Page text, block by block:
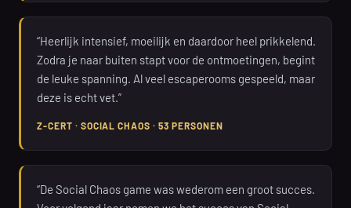
“Heerlijk intensief, moeilijk en daardoor heel prikkelend.
Zodra je naar buiten stapt voor de ontmoetingen, begint
de leuke spanning. Al veel escaperooms gespeeld, maar
deze is echt vet.”
Z-CERT · SOCIAL CHAOS · 53 PERSONEN
“De Social Chaos game was wederom een groot succes.